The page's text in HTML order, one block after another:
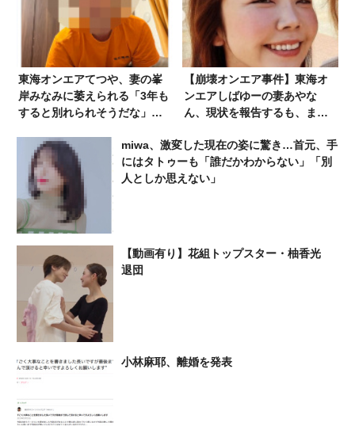
東海オンエアてつや、妻の峯
岸みなみに萎えられる「3年も
すると別れられそうだな」
【崩壊オンエア事件】東海オ
ンエアしばゆーの妻あやな
ん、現状を報告するも、また
いてしまう「そういうとこや
ぞ」双方に厳しい声
miwa、激変した現在の姿に驚き…首元、手
にはタトゥーも「誰だかわからない」「別
人としか思えない」
【動画有り】花組トップスター・柚香光
退団
小林麻耶、離婚を発表